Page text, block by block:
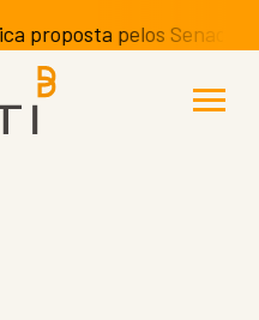
proposta pelos